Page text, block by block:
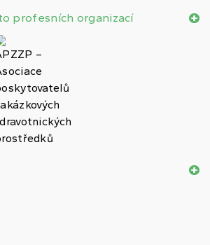
profesních organizací